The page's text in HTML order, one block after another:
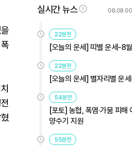
실시간 뉴스 08.08
22분전
[오늘의 운세] 띠별 운세-8
22분전
[오늘의 운세] 별자리별 운
54분전
[포토] 농협, 폭염·가뭄 피해
양수기 지원
55분전